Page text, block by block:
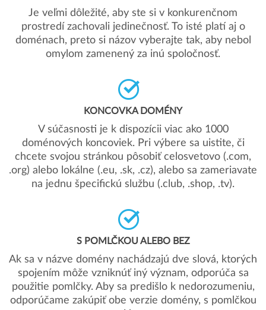
Je veľmi dôležité, aby ste si v konkurenčnom
prostredí zachovali jedinečnosť. To isté platí aj o
doménach, preto si názov vyberajte tak, aby nebol
omylom zamenený za inú spoločnosť.
KONCOVKA DOMÉNY
V súčasnosti je k dispozícii viac ako 1000
doménových koncoviek. Pri výbere sa uistite, či
chcete svojou stránkou pôsobiť celosvetovo (.com,
.org) alebo lokálne (.eu, .sk, .cz), alebo sa zameriavate
na jednu špecifickú službu (.club, .shop, .tv).
S POMLČKOU ALEBO BEZ
Ak sa v názve domény nachádzajú dve slová, ktorých
spojením môže vzniknúť iný význam, odporúča sa
použitie pomlčky. Aby sa predišlo k nedorozumeniu,
odporúčame zakúpiť obe verzie domény, s pomlčkou